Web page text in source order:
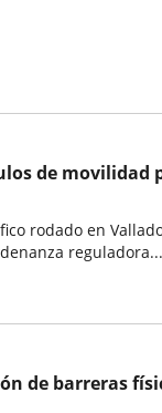
de
rodado en
reguladora...
de barreras